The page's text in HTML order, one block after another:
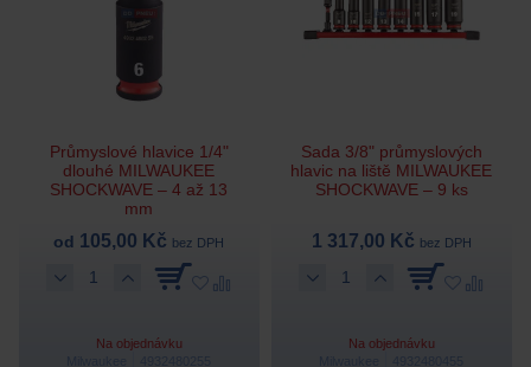
Průmyslové hlavice 1/4"
dlouhé MILWAUKEE
SHOCKWAVE – 4 až 13
mm
od 105,00 Kč bez DPH
Na objednávku
Sada 3/8" průmyslových
hlavic na liště MILWAUKEE
SHOCKWAVE – 9 ks
1 317,00 Kč bez DPH
Na objednávku